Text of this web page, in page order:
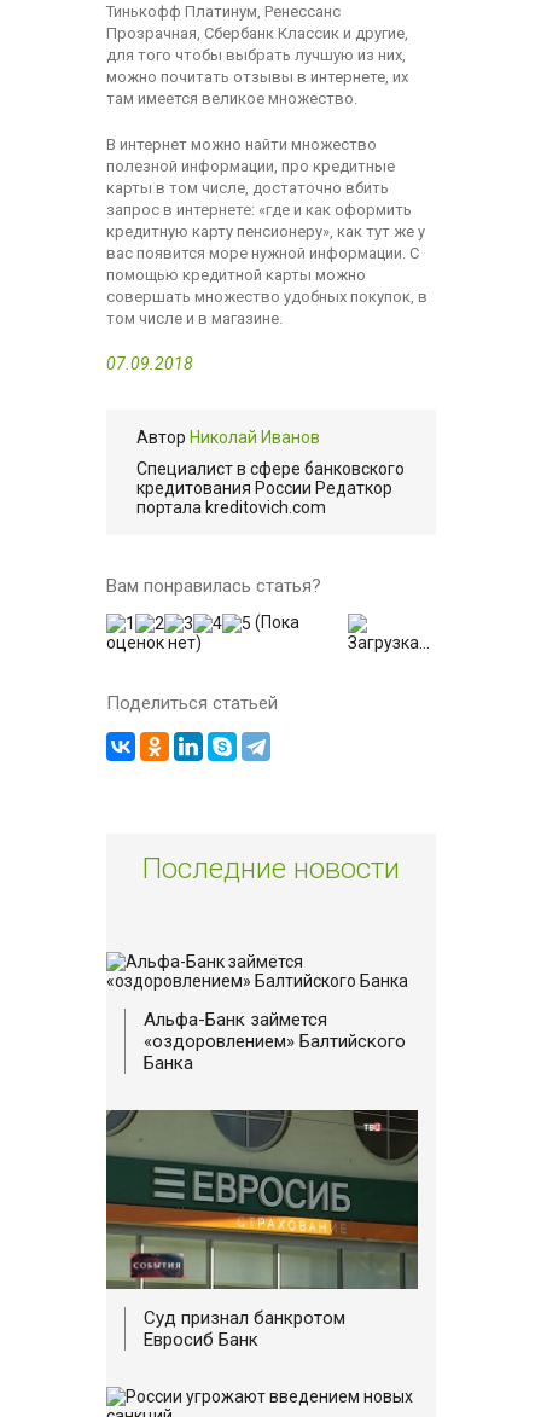
Тинькофф Платинум, Ренессанс
Прозрачная, Сбербанк Классик и другие,
для того чтобы выбрать лучшую из них,
можно почитать отзывы в интернете, их
там имеется великое множество.
В интернет можно найти множество
полезной информации, про кредитные
карты в том числе, достаточно вбить
запрос в интернете: «где и как оформить
кредитную карту пенсионеру», как тут же у
вас появится море нужной информации. С
помощью кредитной карты можно
совершать множество удобных покупок, в
том числе и в магазине.
07.09.2018
Автор Николай Иванов
Cпециалист в сфере банковского
кредитования России Редаткор
портала kreditovich.com
Вам понравилась статья?
(Пока
оценок нет)
Загрузка...
Поделиться статьей
Последние новости
Альфа-Банк займется
«оздоровлением» Балтийского
Банка
Суд признал банкротом
Евросиб Банк